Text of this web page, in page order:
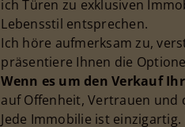
ich Türen zu exklusiven
Lebensstil entsprechen.
Ich höre aufmerksam zu,
präsentiere Ihnen die
Wenn es um den Verkauf
auf Offenheit, Vertrauen und
Jede Immobilie ist